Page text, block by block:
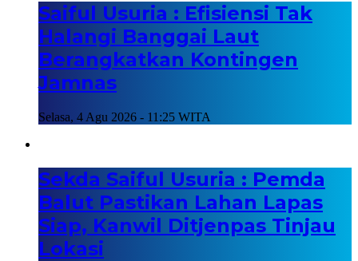
Saiful Usuria : Efisiensi Tak
Halangi Banggai Laut
Berangkatkan Kontingen
Jamnas
Selasa, 4 Agu 2026 - 11:25 WITA
Sekda Saiful Usuria : Pemda
Balut Pastikan Lahan Lapas
Siap, Kanwil Ditjenpas Tinjau
Lokasi